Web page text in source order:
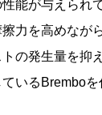
能が与えられ
力を高めなが
の発生量を抑
いるBremboを